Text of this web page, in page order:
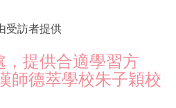
受訪者提供
，提供合適學習方
師德萃學校朱子穎校